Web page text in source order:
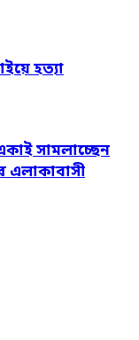
হত্যা
সামলাচ্ছেন
এলাকাবাসী